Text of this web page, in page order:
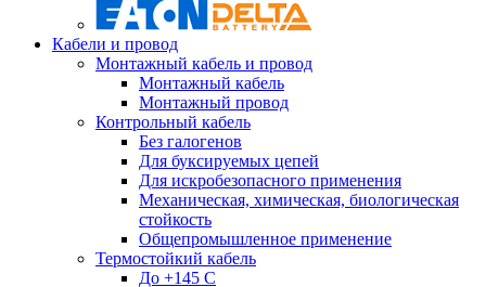
Кабели и провод
Монтажный кабель и провод
Монтажный кабель
Монтажный провод
Контрольный кабель
Без галогенов
Для буксируемых цепей
Для искробезопасного применения
Механическая, химическая, биологическая
стойкость
Общепромышленное применение
Термостойкий кабель
До +145 С